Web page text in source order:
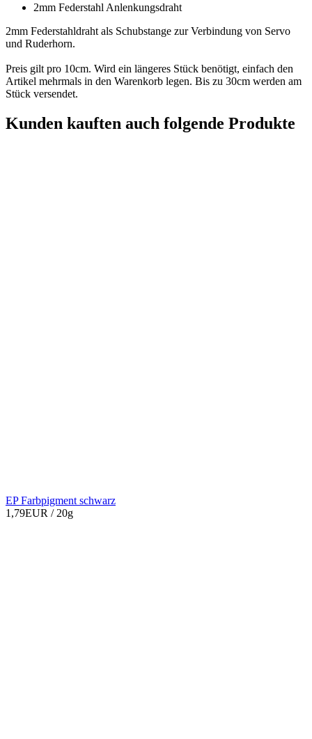
2mm Federstahl Anlenkungsdraht
2mm Federstahldraht als Schubstange zur Verbindung von Servo
und Ruderhorn.
Preis gilt pro 10cm. Wird ein längeres Stück benötigt, einfach den
Artikel mehrmals in den Warenkorb legen. Bis zu 30cm werden am
Stück versendet.
Kunden kauften auch folgende Produkte
EP Farbpigment schwarz
1,79EUR / 20g